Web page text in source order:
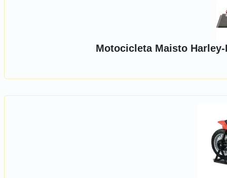
Motocicleta Maisto